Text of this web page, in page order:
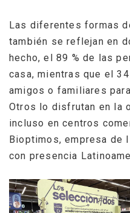
Las diferentes formas
también se reflejan en
hecho, el 89 % de las
casa, mientras que el
amigos o familiares
Otros lo disfrutan en la
incluso en centros
Bioptimos, empresa de
con presencia